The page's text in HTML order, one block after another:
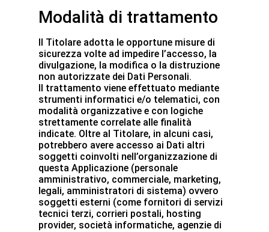
Modalità di trattamento
Il Titolare adotta le opportune misure di
sicurezza volte ad impedire l’accesso, la
divulgazione, la modifica o la distruzione
non autorizzate dei Dati Personali.
Il trattamento viene effettuato mediante
strumenti informatici e/o telematici, con
modalità organizzative e con logiche
strettamente correlate alle finalità
indicate. Oltre al Titolare, in alcuni casi,
potrebbero avere accesso ai Dati altri
soggetti coinvolti nell’organizzazione di
questa Applicazione (personale
amministrativo, commerciale, marketing,
legali, amministratori di sistema) ovvero
soggetti esterni (come fornitori di servizi
tecnici terzi, corrieri postali, hosting
provider, società informatiche, agenzie di